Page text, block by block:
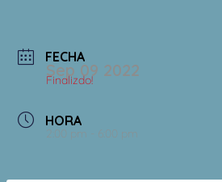
FECHA
Sep 09 2022
Finalizdo!
HORA
2:00 pm - 6:00 pm